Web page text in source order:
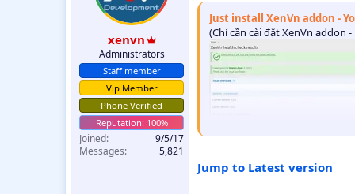
xenvn
Administrators
Staff member
Vip Member
Phone Verified
Joined
9/5/17
Messages
5,821
Just install XenVn addon -
(Chỉ cần cài đặt XenVn addon
Jump to Latest version